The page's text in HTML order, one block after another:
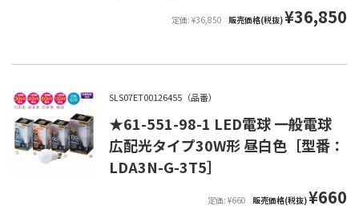
定価: ¥36,850 販売価格(税抜)¥36,850
SLS07ET00126455（品番）
★61-551-98-1 LED電球 一般電球
広配光タイプ30W形 昼白色［型番：
LDA3N-G-3T5］
定価: ¥660 販売価格(税抜)¥660